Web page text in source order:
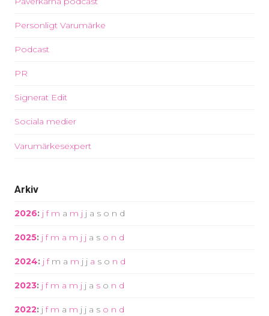
Personligt Varumärke
Podcast
PR
Signerat Edit
Sociala medier
Varumärkesexpert
Arkiv
2026: j f m a m j j a s o n d
2025: j f m a m j j a s o n d
2024: j f m a m j j a s o n d
2023: j f m a m j j a s o n d
2022: j f m a m j j a s o n d